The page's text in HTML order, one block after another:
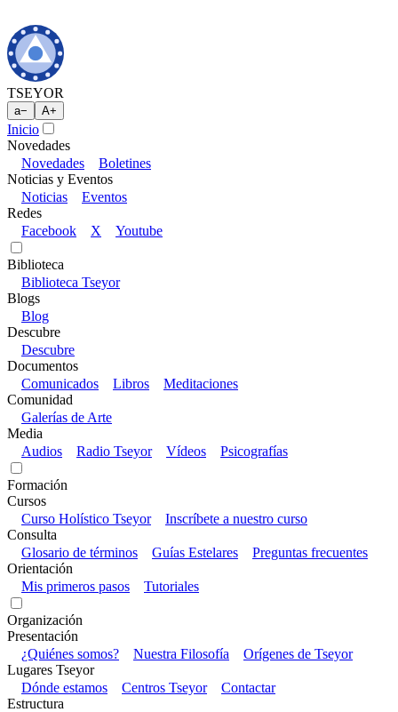
TSEYOR
a− A+
Inicio
Novedades
Novedades
Boletines
Noticias y Eventos
Noticias
Eventos
Redes
Facebook
X Youtube
Biblioteca
Biblioteca Tseyor
Blogs
Blog
Descubre
Descubre
Documentos
Comunicados
Libros
Meditaciones
Comunidad
Galerías de Arte
Media
Audios
Radio Tseyor Vídeos Psicografías
Formación
Cursos
Curso Holístico Tseyor
Inscríbete a nuestro curso
Consulta
Glosario de términos
Guías Estelares
Preguntas frecuentes
Orientación
Mis primeros pasos
Tutoriales
Organización
Presentación
¿Quiénes somos?
Nuestra Filosofía
Orígenes de Tseyor
Lugares Tseyor
Dónde estamos
Centros Tseyor
Contactar
Estructura